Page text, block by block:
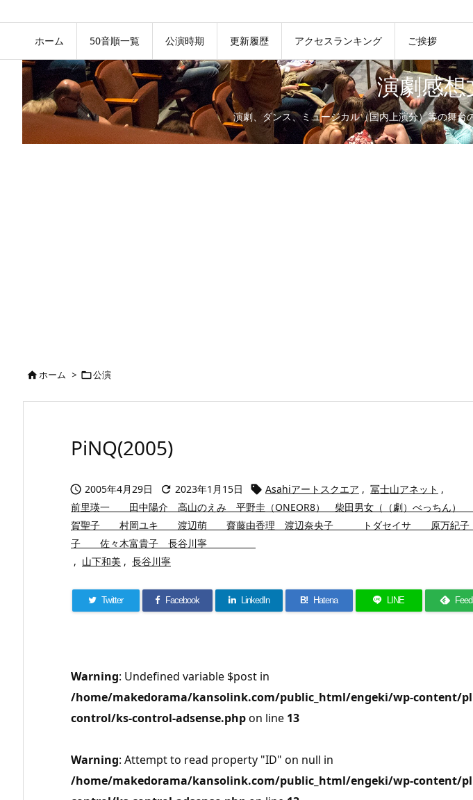
ホーム 50音順一覧 公演時期 更新履歴 アクセスランキング ご挨拶
演劇感
演劇、ダンス、ミュージカル（国内上演分）等の舞
ホーム > 公演
PiNQ(2005)
 2005年4月29日  2023年1月15日  Asahiアートスクエア , 冨士山アネット ,
前里瑛一 田中陽介 高山のえみ 平野圭（ONEOR8） 柴田男女（（劇）べっち
賀聖子 村岡ユキ 渡辺萌 齋藤由香理 渡辺奈央子 トダセイサ 原万紀
子 佐々木富貴子 長谷川寧
, 山下和美 , 長谷川寧
Twitter Facebook LinkedIn B! Hatena LINE
Warning: Undefined variable $post in
/home/makedorama/kansolink.com/public_html/engeki/wp-content/
control/ks-control-adsense.phpon line 13
Warning: Attempt to read property "ID" on null in
/home/makedorama/kansolink.com/public_html/engeki/wp-content/